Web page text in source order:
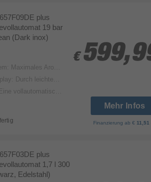
€
€
plus
19 bar
(Dark inox)
stets idealer und konstanter Brühtemperatur
Kaffee- und Milchspezialitäten direkt angewählt und zubereitet werden
nimmt Ihnen die tägliche Pflege des Milchsystems vollständig ab
Mehr Infos
Finanzierung ab € 11,51
plus
1,7 l 300
Edelstahl)